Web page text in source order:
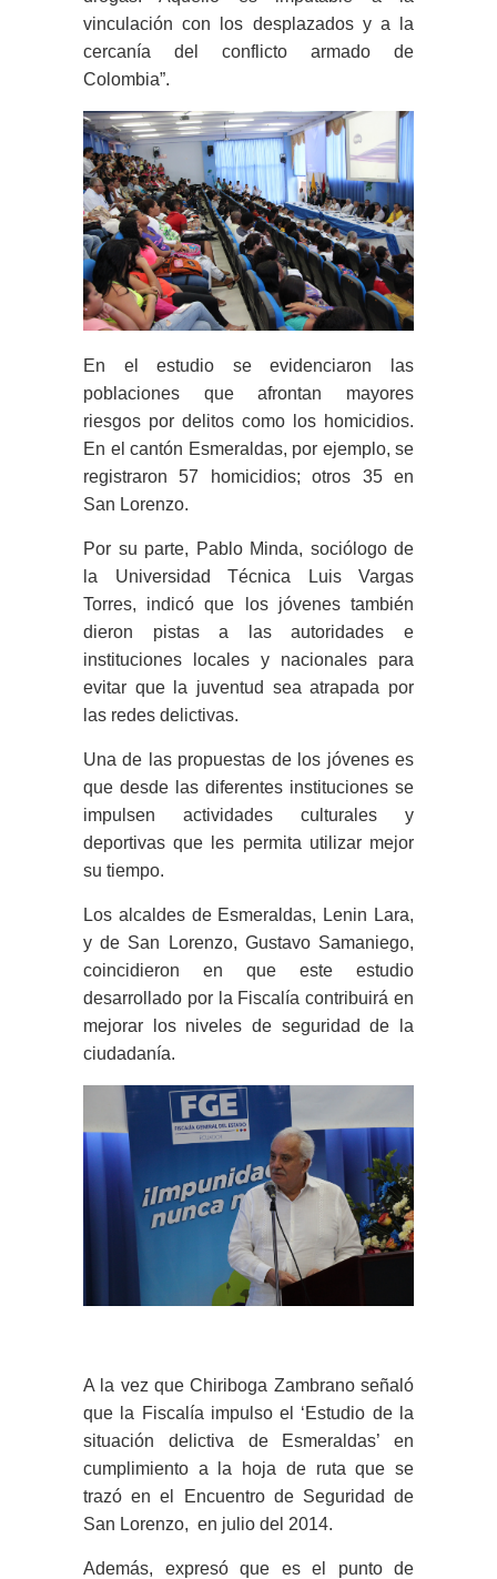
vinculación con los desplazados y a la
cercanía del conflicto armado de
Colombia”.
En el estudio se evidenciaron las
poblaciones que afrontan mayores
riesgos por delitos como los homicidios.
En el cantón Esmeraldas, por ejemplo, se
registraron 57 homicidios; otros 35 en
San Lorenzo.
Por su parte, Pablo Minda, sociólogo de
la Universidad Técnica Luis Vargas
Torres, indicó que los jóvenes también
dieron pistas a las autoridades e
instituciones locales y nacionales para
evitar que la juventud sea atrapada por
las redes delictivas.
Una de las propuestas de los jóvenes es
que desde las diferentes instituciones se
impulsen actividades culturales y
deportivas que les permita utilizar mejor
su tiempo.
Los alcaldes de Esmeraldas, Lenin Lara,
y de San Lorenzo, Gustavo Samaniego,
coincidieron en que este estudio
desarrollado por la Fiscalía contribuirá en
mejorar los niveles de seguridad de la
ciudadanía.
A la vez que Chiriboga Zambrano señaló
que la Fiscalía impulso el ‘Estudio de la
situación delictiva de Esmeraldas’ en
cumplimiento a la hoja de ruta que se
trazó en el Encuentro de Seguridad de
San Lorenzo, en julio del 2014.
Además, expresó que es el punto de